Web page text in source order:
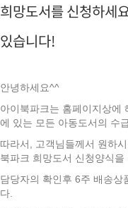
희망도서를 신청하세
있습니다!
안녕하세요^^
아이북파크는 홈페이지상에
에 있는 모든 아동도서의 수
따라서, 고객님들께서 원하
북파크 희망도서 신청양식을
담당자의 확인후 6주 배송상
다.